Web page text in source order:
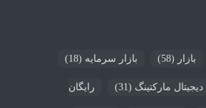
بازار (58) بازار سرمایه (18)
دیجیتال مارکتینگ (31) رایگان